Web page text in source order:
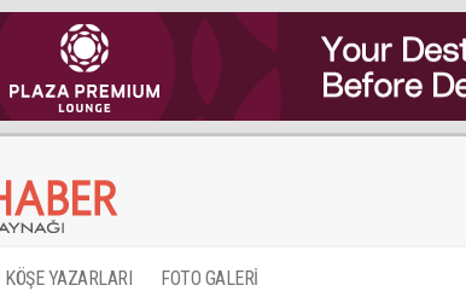
KÖŞE YAZARLARI FOTO GALERİ